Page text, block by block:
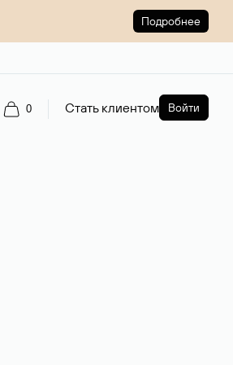
Подробнее
0 Стать клиентом Войти